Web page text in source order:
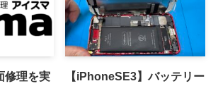
修理を実
【iPhoneSE3】バッテリー